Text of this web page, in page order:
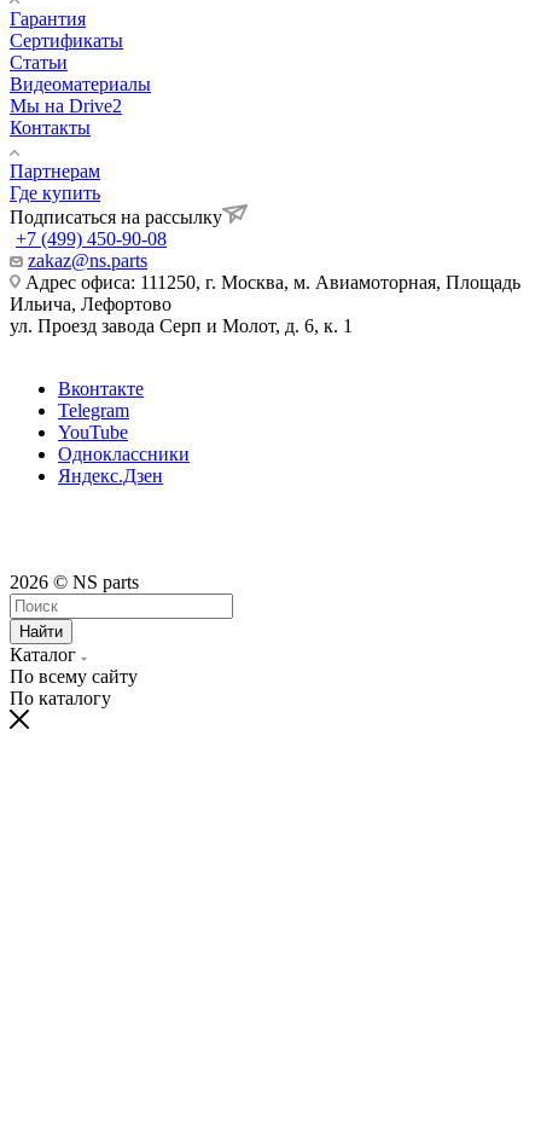
Гарантия
Сертификаты
Статьи
Видеоматериалы
Мы на Drive2
Контакты
Партнерам
Где купить
Подписаться на рассылку
+7 (499) 450-90-08
zakaz@ns.parts
Адрес офиса: 111250, г. Москва, м. Авиамоторная, Площадь
Ильича, Лефортово
ул. Проезд завода Серп и Молот, д. 6, к. 1
Вконтакте
Telegram
YouTube
Одноклассники
Яндекс.Дзен
2026 © NS parts
Найти
Каталог
По всему сайту
По каталогу